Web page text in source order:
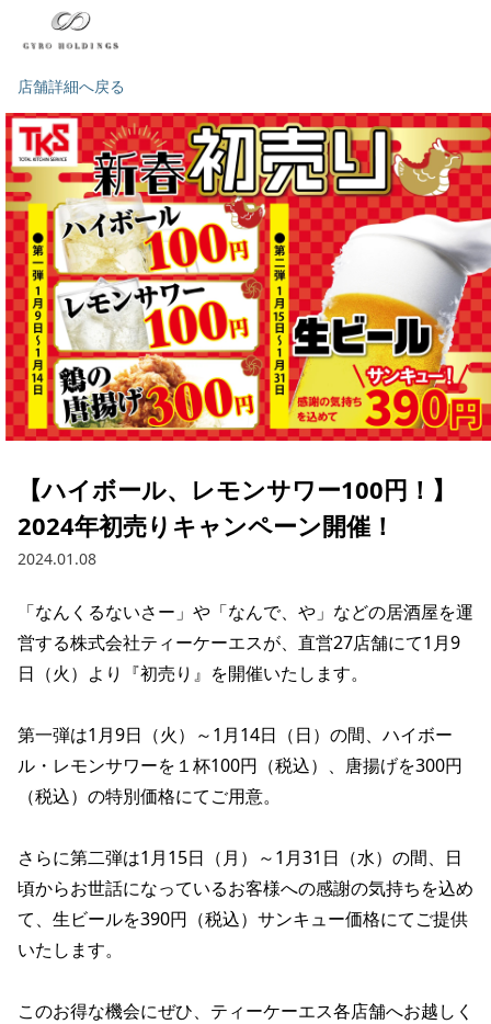
店舗詳細へ戻る
【ハイボール、レモンサワー100円！】
2024年初売りキャンペーン開催！
2024.01.08
「なんくるないさー」や「なんで、や」などの居酒屋を運
営する株式会社ティーケーエスが、直営27店舗にて1月9
日（火）より『初売り』を開催いたします。
第一弾は1月9日（火）～1月14日（日）の間、ハイボー
ル・レモンサワーを１杯100円（税込）、唐揚げを300円
（税込）の特別価格にてご用意。
さらに第二弾は1月15日（月）～1月31日（水）の間、日
頃からお世話になっているお客様への感謝の気持ちを込め
て、生ビールを390円（税込）サンキュー価格にてご提供
いたします。
このお得な機会にぜひ、ティーケーエス各店舗へお越しく